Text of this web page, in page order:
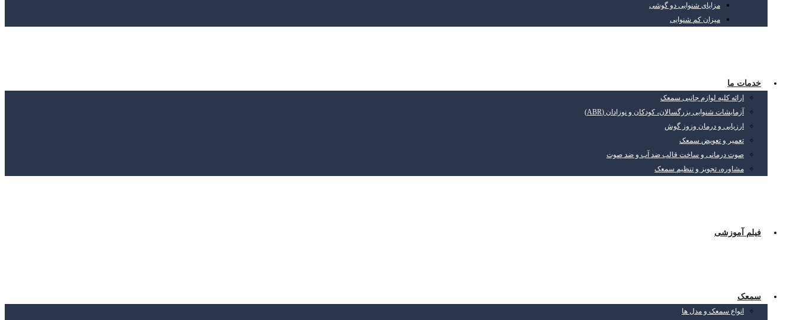
مزایای شنوایی دو گوشی
میزان کم شنوایی
خدمات ما
ارائه کلیه لوازم جانبی سمعک
آزمایشات شنوایی بزرگسالان، کودکان و نوزادان (ABR)
ارزیابی و درمان وزوز گوش
تعمیر و تعویض سمعک
صوت درمانی و ساخت قالب ضد آب و ضد صوت
مشاوره، تجویز و تنظیم سمعک
فیلم آموزشی
سمعک
انواع سمعک و مدل ها